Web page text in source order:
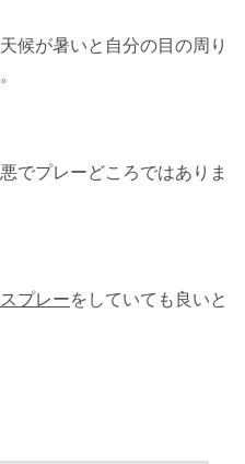
候が暑いと自分の目の周り
でプレーどころではありま
プレーをしていても良いと